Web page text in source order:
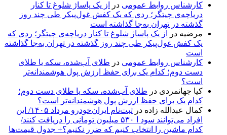
کارشناس روابط عمومی در
از یک پاساژ شلوغ تا کنار
دریاچه‌ی چیتگر؛ ردی که یک کفش غول‌پیکر طی چند روز
گذشته در تهران به‌جا گذاشته است
مرضیه در
از یک پاساژ شلوغ تا کنار دریاچه‌ی چیتگر؛ ردی که
یک کفش غول‌پیکر طی چند روز گذشته در تهران به‌جا گذاشته
است
کارشناس روابط عمومی در طلای آب‌شده، سکه یا طلای
دست دوم؛ کدام یک برای حفظ ارزش پول هوشمندانه‌تر
است؟
کیا جهانمردی در طلای آب‌شده، سکه یا طلای دست دوم؛
کدام یک برای حفظ ارزش پول هوشمندانه‌تر است؟
کمال عبدالله زاده در
ثبت‌نام ایران‌خودرو مرداد ۱۴۰۵/ این
افراد می‌توانند سود ا ۵۳۰ میلیون تومانی را دریافت کنند/
کدام ماشین را انتخاب کنیم که ضرر نکنیم؟+ جدول قیمت‌ها